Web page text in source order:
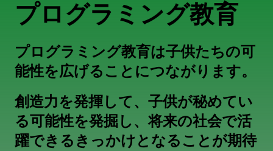
​プログラミング教育
プログラミング教育は子供たちの可
能性を広げることにつながります。
創造力を発揮して、子供が秘めてい
る可能性を発掘し、将来の社会で活
躍できるきっかけとなることが期待